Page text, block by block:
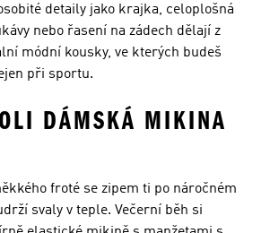
detaily jako krajka, celoplošná
nebo řasení na zádech dělají z
módní kousky, ve kterých budeš
při sportu.
DÁMSKÁ MIKINA
froté se zipem ti po náročném
svaly v teple. Večerní běh si